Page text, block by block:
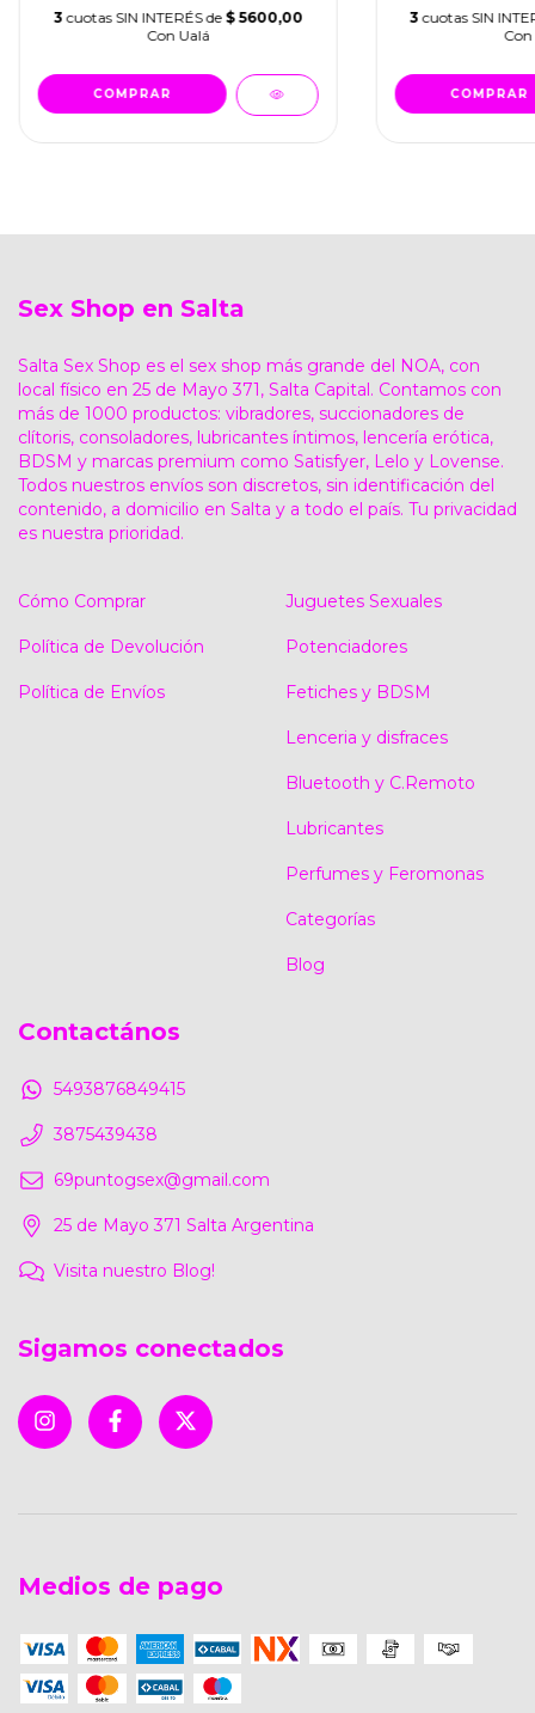
3 cuotas SIN INTERÉS de $ 5600,00
Con Ualá
3 cuotas SIN
Con
Sex Shop en Salta
Salta Sex Shop es el sex shop más grande del NOA, con
local físico en 25 de Mayo 371, Salta Capital. Contamos con
más de 1000 productos: vibradores, succionadores de
clítoris, consoladores, lubricantes íntimos, lencería erótica,
BDSM y marcas premium como Satisfyer, Lelo y Lovense.
Todos nuestros envíos son discretos, sin identificación del
contenido, a domicilio en Salta y a todo el país. Tu privacidad
es nuestra prioridad.
Cómo Comprar
Política de Devolución
Política de Envíos
Juguetes Sexuales
Potenciadores
Fetiches y BDSM
Lenceria y disfraces
Bluetooth y C.Remoto
Lubricantes
Perfumes y Feromonas
Categorías
Blog
Contactános
5493876849415
3875439438
69puntogsex@gmail.com
25 de Mayo 371 Salta Argentina
Visita nuestro Blog!
Sigamos conectados
Medios de pago